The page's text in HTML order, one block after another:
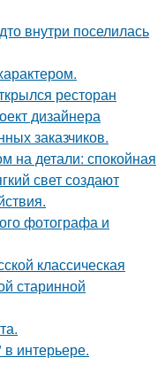
внутри поселилась
ресторан
дизайнера
заказчиков.
на детали: спокойная
свет создают
фотографа и
классическая
старинной
интерьере.